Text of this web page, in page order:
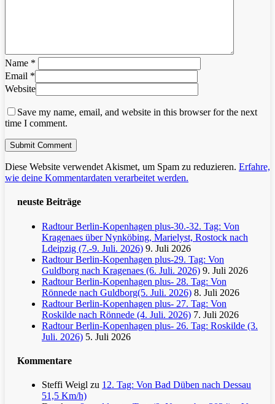
Name *
Email *
Website
Save my name, email, and website in this browser for the next
time I comment.
Diese Website verwendet Akismet, um Spam zu reduzieren. Erfahre,
wie deine Kommentardaten verarbeitet werden.
neuste Beiträge
Radtour Berlin-Kopenhagen plus-30.-32. Tag: Von
Kragenaes über Nynköbing, Marielyst, Rostock nach
Ldeipzig (7.-9. Juli. 2026) 9. Juli 2026
Radtour Berlin-Kopenhagen plus-29. Tag: Von
Guldborg nach Kragenaes (6. Juli. 2026) 9. Juli 2026
Radtour Berlin-Kopenhagen plus- 28. Tag: Von
Rönnede nach Guldborg(5. Juli. 2026) 8. Juli 2026
Radtour Berlin-Kopenhagen plus- 27. Tag: Von
Roskilde nach Rönnede (4. Juli. 2026) 7. Juli 2026
Radtour Berlin-Kopenhagen plus- 26. Tag: Roskilde (3.
Juli. 2026) 5. Juli 2026
Kommentare
Steffi Weigl zu 12. Tag: Von Bad Düben nach Dessau
51,5 Km/h)